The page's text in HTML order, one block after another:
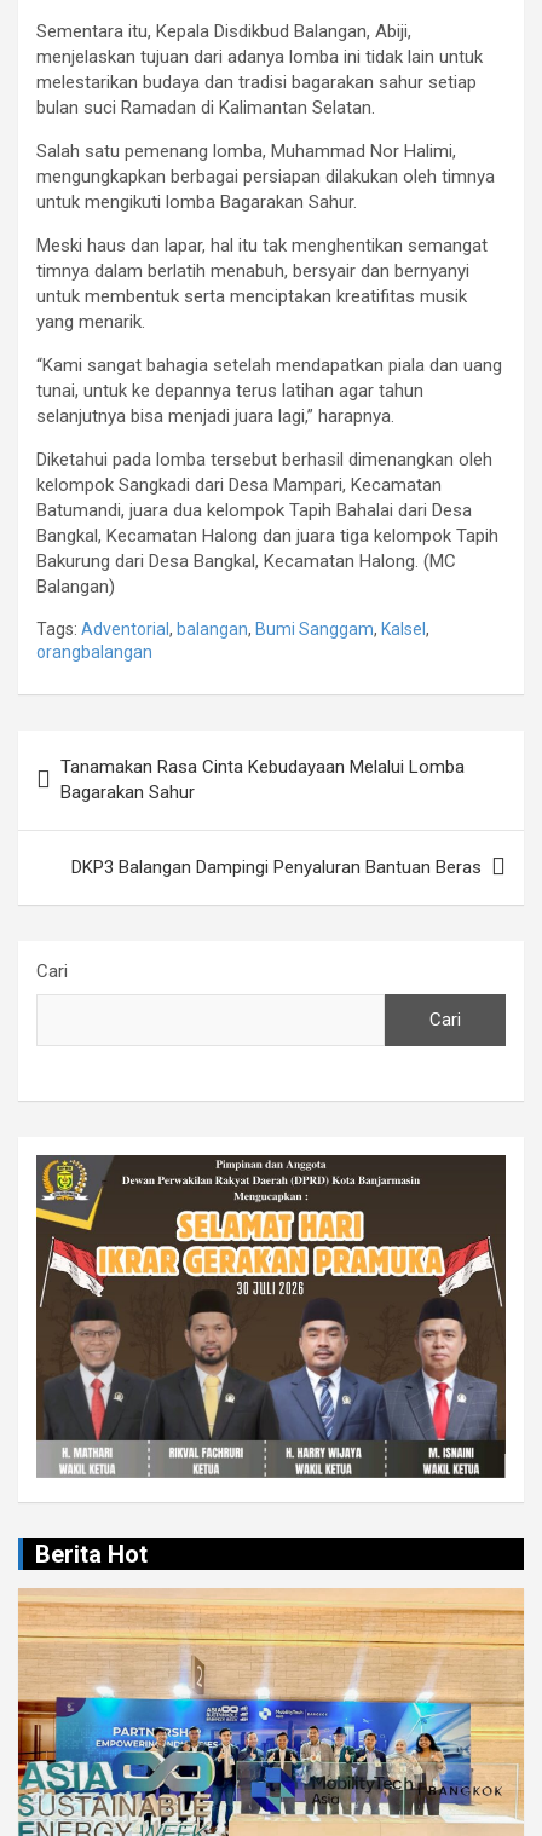
Sementara itu, Kepala Disdikbud Balangan, Abiji,
menjelaskan tujuan dari adanya lomba ini tidak lain untuk
melestarikan budaya dan tradisi bagarakan sahur setiap
bulan suci Ramadan di Kalimantan Selatan.
Salah satu pemenang lomba, Muhammad Nor Halimi,
mengungkapkan berbagai persiapan dilakukan oleh timnya
untuk mengikuti lomba Bagarakan Sahur.
Meski haus dan lapar, hal itu tak menghentikan semangat
timnya dalam berlatih menabuh, bersyair dan bernyanyi
untuk membentuk serta menciptakan kreatifitas musik
yang menarik.
“Kami sangat bahagia setelah mendapatkan piala dan uang
tunai, untuk ke depannya terus latihan agar tahun
selanjutnya bisa menjadi juara lagi,” harapnya.
Diketahui pada lomba tersebut berhasil dimenangkan oleh
kelompok Sangkadi dari Desa Mampari, Kecamatan
Batumandi, juara dua kelompok Tapih Bahalai dari Desa
Bangkal, Kecamatan Halong dan juara tiga kelompok Tapih
Bakurung dari Desa Bangkal, Kecamatan Halong. (MC
Balangan)
Tags: Adventorial , balangan, Bumi Sanggam, Kalsel ,
orangbalangan
pos
Tanamakan Rasa Cinta Kebudayaan Melalui Lomba
Bagarakan Sahur
DKP3 Balangan Dampingi Penyaluran Bantuan Beras
Cari
Cari
Berita Hot